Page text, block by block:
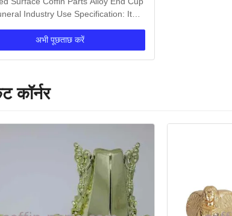
Industry Use​ Specification: Item
अभी पूछताछ करें
कॉर्नर